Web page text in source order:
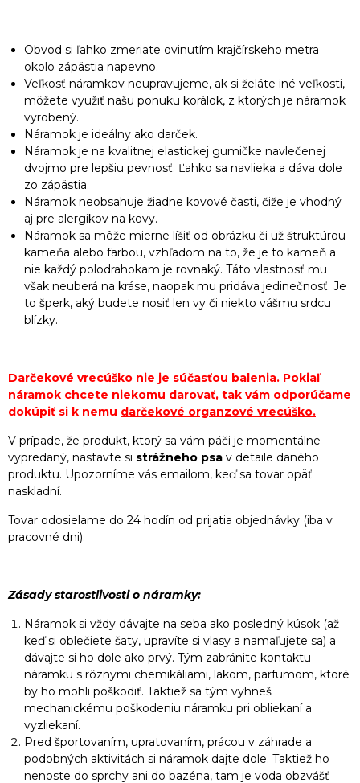
Obvod si ľahko zmeriate ovinutím krajčírskeho metra
okolo zápästia napevno.
Veľkosť náramkov neupravujeme, ak si želáte iné veľkosti,
môžete využiť našu ponuku korálok, z ktorých je náramok
vyrobený.
Náramok je ideálny ako darček.
Náramok je na kvalitnej elastickej gumičke navlečenej
dvojmo pre lepšiu pevnosť. Ľahko sa navlieka a dáva dole
zo zápästia.
Náramok neobsahuje žiadne kovové časti, čiže je vhodný
aj pre alergikov na kovy.
Náramok sa môže mierne líšiť od obrázku či už štruktúrou
kameňa alebo farbou, vzhľadom na to, že je to kameň a
nie každý polodrahokam je rovnaký. Táto vlastnosť mu
však neuberá na kráse, naopak mu pridáva jedinečnosť. Je
to šperk, aký budete nosiť len vy či niekto vášmu srdcu
blízky.
Darčekové vrecúško nie je súčasťou balenia. Pokiaľ
náramok chcete niekomu darovať, tak vám odporúčame
dokúpiť si k nemu darčekové organzové vrecúško.
V prípade, že produkt, ktorý sa vám páči je momentálne
vypredaný, nastavte si strážneho psa v detaile daného
produktu. Upozorníme vás emailom, keď sa tovar opäť
naskladní.
Tovar odosielame do 24 hodín od prijatia objednávky (iba v
pracovné dni).
Zásady starostlivosti o náramky:
Náramok si vždy dávajte na seba ako posledný kúsok (až
keď si oblečiete šaty, upravíte si vlasy a namaľujete sa) a
dávajte si ho dole ako prvý. Tým zabránite kontaktu
náramku s rôznymi chemikáliami, lakom, parfumom, ktoré
by ho mohli poškodiť. Taktiež sa tým vyhneš
mechanickému poškodeniu náramku pri obliekaní a
vyzliekaní.
Pred športovaním, upratovaním, prácou v záhrade a
podobných aktivitách si náramok dajte dole. Taktiež ho
nenoste do sprchy ani do bazéna, tam je voda obzvášť